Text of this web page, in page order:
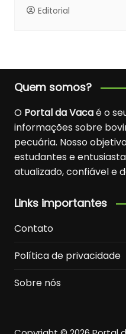
Editorial
Quem somos?
O Portal da Vacaé o
informações sobre
pecuária. Nosso
estudantes e
atualizado, confiável e
Links importantes
Contato
Política de privacidade
Sobre nós